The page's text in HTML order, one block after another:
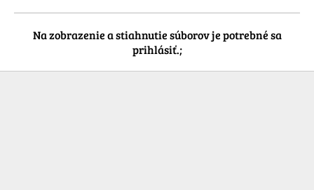
Na zobrazenie a stiahnutie súborov je potrebné sa
prihlásiť.;